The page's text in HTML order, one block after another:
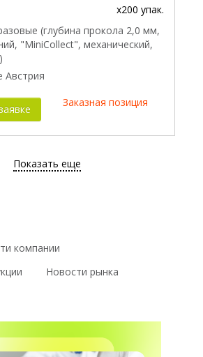
x200 упак.
(глубина прокола 2,0 мм,
"MiniCollect", механический,
Австрия
Заказная позиция
Показать еще
компании
Новости рынка